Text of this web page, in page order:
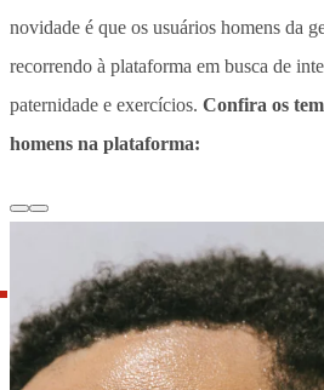
novidade é que os usuários homens da
recorrendo à plataforma em busca de
paternidade e exercícios. Confira os
homens na plataforma: